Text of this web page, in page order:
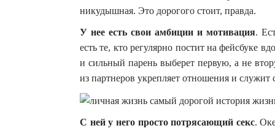
никудышная. Это дорогого стоит, правда.
У нее есть свои амбиции и мотивация.
есть те, кто регулярно постит на фейсбуке
и сильный парень выберет первую, а не
из партнеров укрепляет отношения и служит
С ней у него просто потрясающий секс.